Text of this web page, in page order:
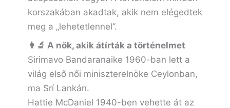
korszakában akadtak, akik nem elégedtek
meg a „lehetetlennel”.
👩‍🔬 A nők, akik átírták a történelmet
Sirimavo Bandaranaike 1960-ban lett a
világ első női miniszterelnöke Ceylonban,
ma Srí Lankán.
Hattie McDaniel 1940-ben vehette át az